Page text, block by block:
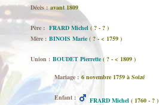
Décès : avant 1809
Père : FRARD Michel ( ? - ? )
Mère : BINOIS Marie ( ? - < 1759 )
Union : BOUDET Pierrette ( ? - < 1809 )
Mariage : 6 novembre 1759 à Soizé
Enfant : FRARD Michel ( 1760 - ? )